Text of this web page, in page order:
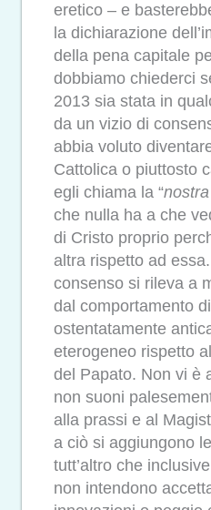
eretico – e
la dichiarazione
della pena capitale
dobbiamo chiederci
2013 sia stata in
da un vizio di
abbia voluto
Cattolica o piuttosto
egli chiama la “
che nulla ha a che
di Cristo proprio
altra rispetto ad
consenso si rileva a
dal comportamento
ostentatamente
eterogeneo rispetto
del Papato. Non vi è
non suoni
alla prassi e al
a ciò si aggiungono
tutt’altro che
non intendono